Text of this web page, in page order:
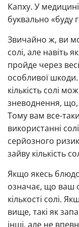
Капху. У
буквально «буду
Звичайно ж, ви
солі, але навіть
пройде через
особливої
кількість солі
зневоднення, що,
Тому вам все-
використанні
серйозного
зайву кількість
Якщо якесь
означає, що ваш
кількості солі.
вище, такі як
інші, але не